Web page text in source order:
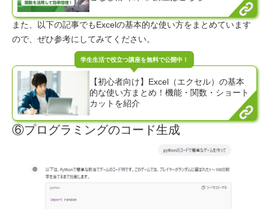
また、以下の記事でもExcelの基本的な使い方をまとめています
ので、ぜひ参考にしてみてください。
【初心者向け】Excel（エクセル）の基本
的な使い方まとめ！機能・関数・ショート
カットを紹介
⑥プログラミングのコード生成